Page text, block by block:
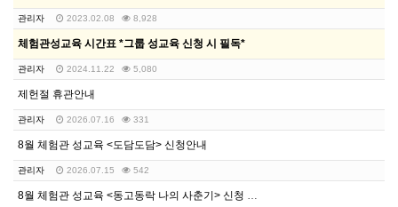
관리자 2023.02.08 8,928
체험관성교육 시간표 *그룹 성교육 신청 시 필독*
관리자 2024.11.22 5,080
제헌절 휴관안내
관리자 2026.07.16 331
8월 체험관 성교육 <도담도담> 신청안내
관리자 2026.07.15 542
8월 체험관 성교육 <동고동락 나의 사춘기> 신청 안내